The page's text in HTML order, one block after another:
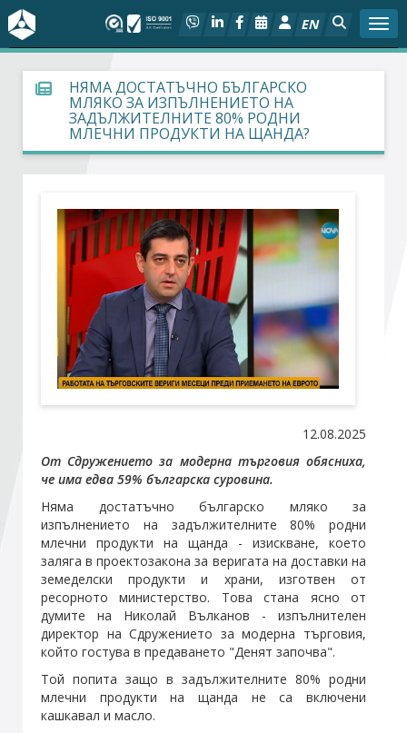
EN
За БСК
На фокус
Актуално
Социален диалог
Дейности
Арбитражен съд
Проекти
Членове
Стани член
Абонирайте се!
НЯМА ДОСТАТЪЧНО БЪЛГАРСКО
МЛЯКО ЗА ИЗПЪЛНЕНИЕТО НА
ЗАДЪЛЖИТЕЛНИТЕ 80% РОДНИ
МЛЕЧНИ ПРОДУКТИ НА ЩАНДА?
12.08.2025
От Сдружението за модерна търговия обясниха,
че има едва 59% българска суровина.
Няма достатъчно българско мляко за
изпълнението на задължителните 80% родни
млечни продукти на щанда - изискване, което
заляга в проектозакона за веригата на доставки на
земеделски продукти и храни, изготвен от
ресорното министерство. Това стана ясно от
думите на Николай Вълканов - изпълнителен
директор на Сдружението за модерна търговия,
който гостува в предаването "Денят започва".
Той попита защо в задължителните 80% родни
млечни продукти на щанда не са включени
кашкавал и масло.